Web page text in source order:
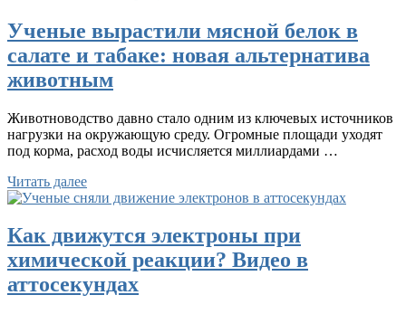
Ученые вырастили мясной белок в
салате и табаке: новая альтернатива
животным
Животноводство давно стало одним из ключевых источников
нагрузки на окружающую среду. Огромные площади уходят
под корма, расход воды исчисляется миллиардами …
Читать далее
Как движутся электроны при
химической реакции? Видео в
аттосекундах